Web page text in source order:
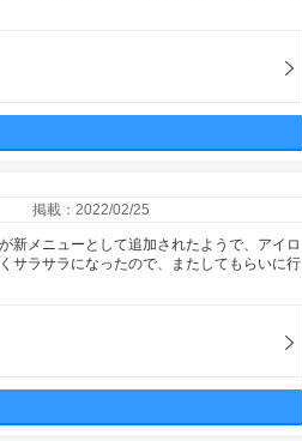
掲載：2022/02/25
新メニューとして追加されたようで、アイロ
サラサラになったので、またしてもらいに行